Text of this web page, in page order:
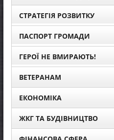
СТРАТЕГІЯ РОЗВИТКУ
ПАСПОРТ ГРОМАДИ
ГЕРОЇ НЕ ВМИРАЮТЬ!
ВЕТЕРАНАМ
ЕКОНОМІКА
ЖКГ ТА БУДІВНИЦТВО